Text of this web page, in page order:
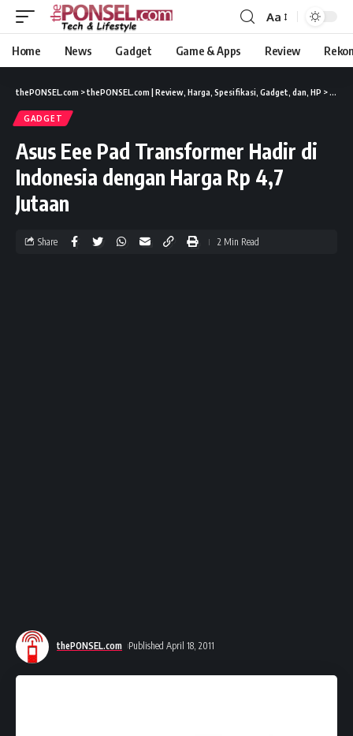
Aa
Home News Gadget Game & Apps Review
thePONSEL.com >thePONSEL.com | Review, Harga, Spesifikasi, Gadget, dan, HP >
GADGET
Asus Eee Pad Transformer Hadir di
Indonesia dengan Harga Rp 4,7
Jutaan
thePONSEL.com Published April 18, 2011
Share 2 Min Read